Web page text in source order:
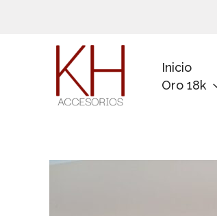
Inicio
Oro 18k